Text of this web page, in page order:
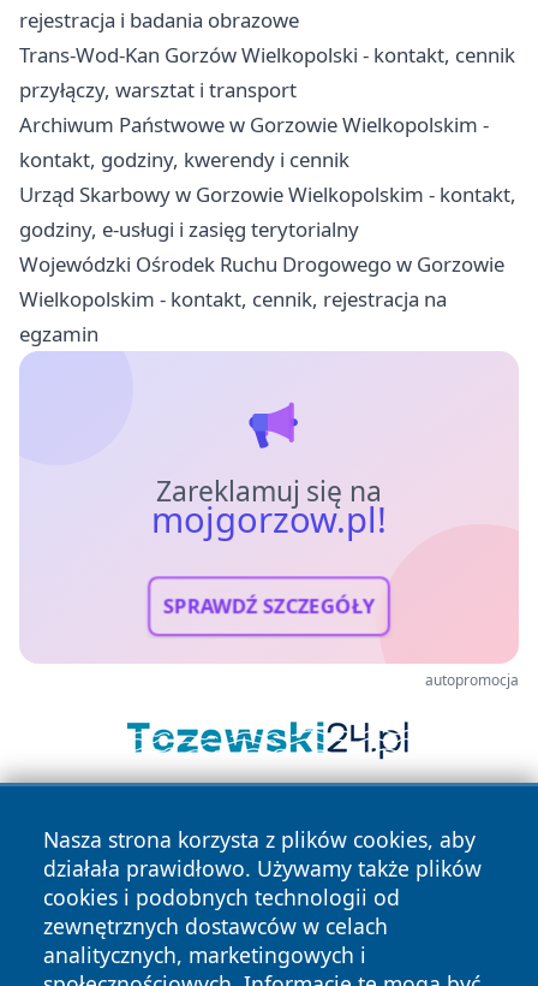
rejestracja i badania obrazowe
Trans-Wod-Kan Gorzów Wielkopolski - kontakt, cennik
przyłączy, warsztat i transport
Archiwum Państwowe w Gorzowie Wielkopolskim -
kontakt, godziny, kwerendy i cennik
Urząd Skarbowy w Gorzowie Wielkopolskim - kontakt,
godziny, e-usługi i zasięg terytorialny
Wojewódzki Ośrodek Ruchu Drogowego w Gorzowie
Wielkopolskim - kontakt, cennik, rejestracja na
egzamin
Zareklamuj się na
mojgorzow.pl!
SPRAWDŹ SZCZEGÓŁY
autopromocja
Nasza strona korzysta z plików cookies, aby
działała prawidłowo. Używamy także plików
cookies i podobnych technologii od
zewnętrznych dostawców w celach
analitycznych, marketingowych i
Copyright © 2026 mojgorzow.pl Wszystkie prawa zastrzeżone.